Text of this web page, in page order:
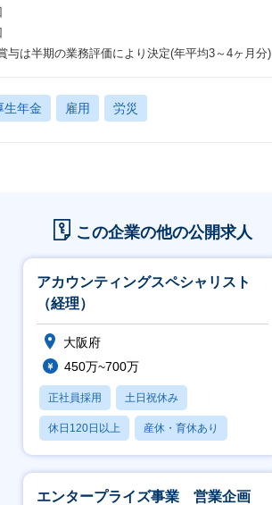
与は半期の業務評価により決定(年平均3～4ヶ月分)
生年金 雇用 労災
この企業の他の公開求人
アカウンティングスペシャリスト
（経理）
大阪府
450万~700万
正社員採用 土日祝休み
休日120日以上 産休・育休あり
賞与あり
エンタープライズ事業 営業企画